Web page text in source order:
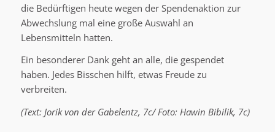
die Bedürftigen heute wegen der Spendenaktion zur
Abwechslung mal eine große Auswahl an
Lebensmitteln hatten.
Ein besonderer Dank geht an alle, die gespendet
haben. Jedes Bisschen hilft, etwas Freude zu
verbreiten.
(Text: Jorik von der Gabelentz, 7c/ Foto: Hawin Bibilik, 7c)